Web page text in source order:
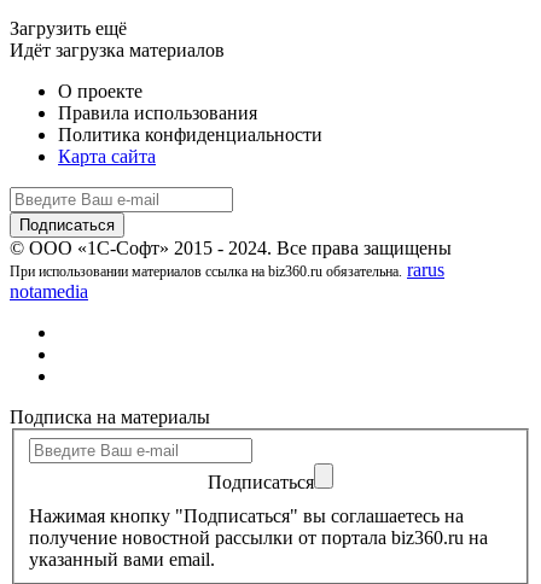
Загрузить ещё
Идёт загрузка материалов
О проекте
Правила использования
Политика конфиденциальности
Карта сайта
© ООО «1С-Софт» 2015 - 2024. Все права защищены
При использовании материалов ссылка на biz360.ru обязательна. rarus
notamedia
Подписка на материалы
Подписаться
Нажимая кнопку "Подписаться" вы соглашаетесь на
получение новостной рассылки от портала biz360.ru на
указанный вами email.